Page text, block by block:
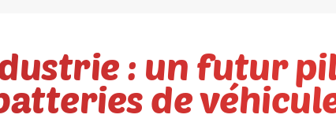
: un futur
de